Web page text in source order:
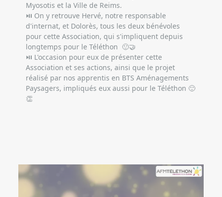
Myosotis et la Ville de Reims.
⏯ On y retrouve Hervé, notre responsable
d'internat, et Dolorès, tous les deux bénévoles
pour cette Association, qui s'impliquent depuis
longtemps pour le Téléthon  🙂🤝
⏯ L'occasion pour eux de présenter cette
Association et ses actions, ainsi que le projet
réalisé par nos apprentis en BTS Aménagements
Paysagers, impliqués eux aussi pour le Téléthon 🙂
👏